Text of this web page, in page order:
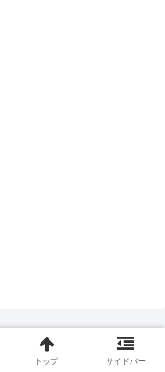
トップ サイドバー